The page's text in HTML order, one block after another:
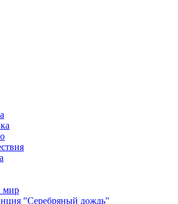
мир
"Серебряный дождь"